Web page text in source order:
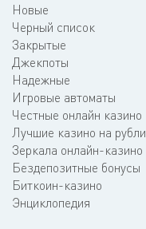
Новые
Черный список
Закрытые
Джекпоты
Надежные
Игровые автоматы
Честные онлайн казино
Лучшие казино на рубли
Зеркала онлайн-казино
Бездепозитные бонусы
Биткоин-казино
Энциклопедия